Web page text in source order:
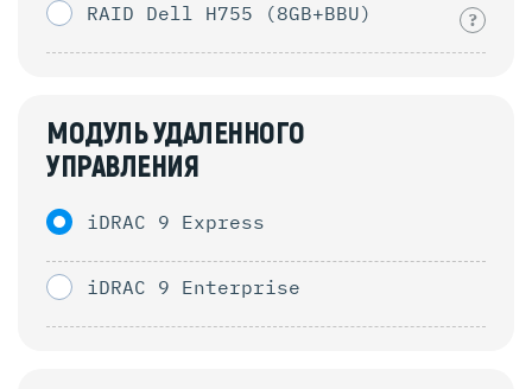
RAID Dell H755 (8GB+BBU) ?
МОДУЛЬ УДАЛЕННОГО
УПРАВЛЕНИЯ
iDRAC 9 Express
iDRAC 9 Enterprise